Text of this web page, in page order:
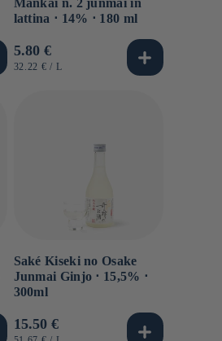
lattina ⋅ 14% ⋅ 180 ml
Prezzo
di
5.80 €
PREZZO
32.22 € / PER
L
Saké Kiseki no Osake
Junmai Ginjo ⋅ 15,5% ⋅
300ml
Prezzo
15.50 €